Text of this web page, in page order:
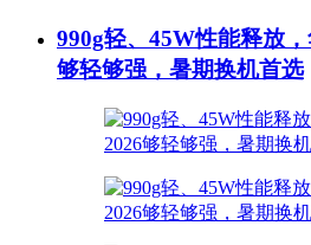
990g轻、45W性能释放
够轻够强，暑期换机首选